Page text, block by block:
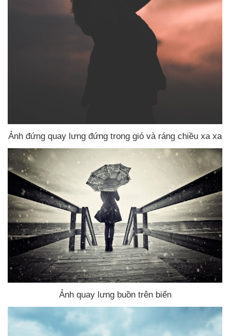
Ảnh đứng quay lưng đứng trong gió và ráng chiều xa xa
Ảnh quay lưng buồn trên biển